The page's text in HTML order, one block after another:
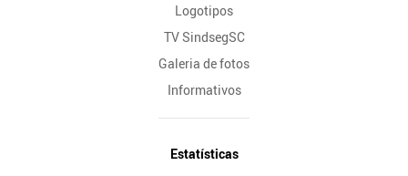
Logotipos
TV SindsegSC
Galeria de fotos
Informativos
Estatísticas